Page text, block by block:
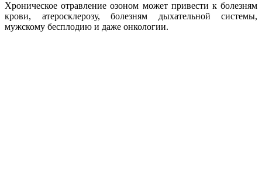
Хроническое отравление озоном может привести к болезням
крови, атеросклерозу, болезням дыхательной системы,
мужскому бесплодию и даже онкологии.